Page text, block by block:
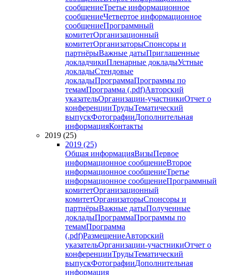
сообщениеТретье информационное
сообщениеЧетвертое информационное
сообщениеПрограммный
комитетОрганизационный
комитетОрганизаторыСпонсоры и
партнёрыВажные датыПриглашенные
докладчикиПленарные докладыУстные
докладыСтендовые
докладыПрограммаПрограммы по
темамПрограмма (.pdf)Авторский
указательОрганизации-участникиОтчет о
конференцииТрудыТематический
выпускФотографииДополнительная
информацияКонтакты
2019 (25)
2019 (25)
Общая информацияВизыПервое
информационное сообщениеВторое
информационное сообщениеТретье
информационное сообщениеПрограммный
комитетОрганизационный
комитетОрганизаторыСпонсоры и
партнёрыВажные датыПолученные
докладыПрограммаПрограммы по
темамПрограмма
(.pdf)РазмещениеАвторский
указательОрганизации-участникиОтчет о
конференцииТрудыТематический
выпускФотографииДополнительная
информация